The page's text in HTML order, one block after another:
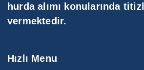
hurda alımı konularında
vermektedir.
Hızlı Menu